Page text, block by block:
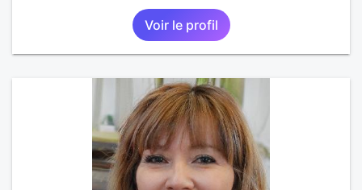
adultes et qui n aurait garder aucun contact avec
une où plusieurs ex...si vous correspondez à ma
recherche ecrivez moi je vous répondrai...
Voir le profil